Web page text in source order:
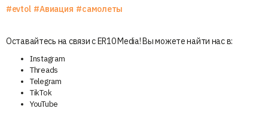
#evtol #Авиация #самолеты
Оставайтесь на связи с ER10 Media! Вы можете найти нас в:
Instagram
Threads
Telegram
TikTok
YouTube